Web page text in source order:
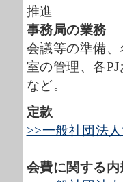
推進
事務局の業務
会議等の準備
室の管理、各
など。
定款
>>一般社団法
会費に関する内